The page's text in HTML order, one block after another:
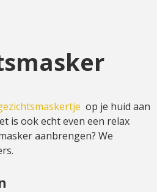
op je huid aan
is ook echt even een relax
aanbrengen? We